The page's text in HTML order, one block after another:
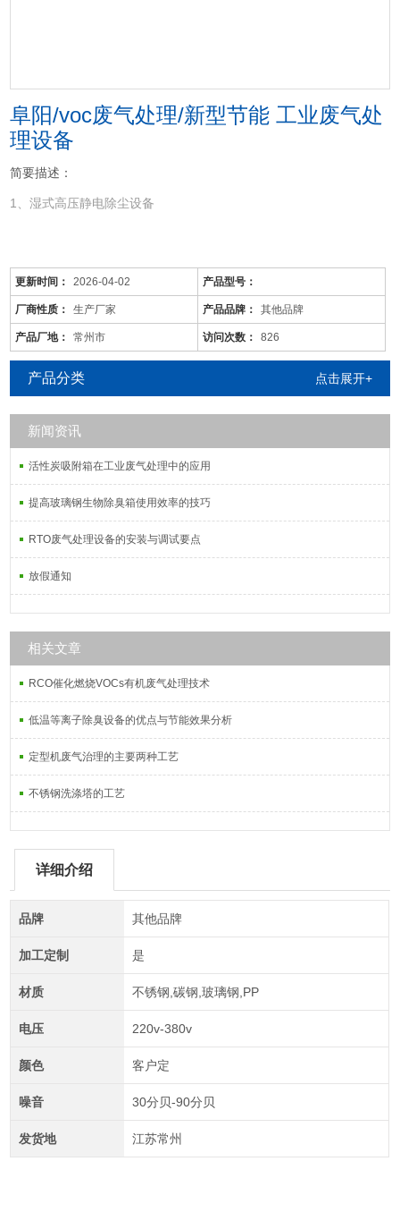
阜阳/voc废气处理/新型节能 工业废气处
理设备
简要描述：
1、湿式高压静电除尘设备
是针对废气及粉尘的一款环保设备。它是利用电力将气体中的粉尘离
子分离出来的除尘设备。有性能稳定、除尘效果好等特点，需要经过
荷电、收集、清灰三个阶段，直流高压电使阴极线附近的空间气体电
离，粉尘等颗粒和点后在电场力作用下移动并沉积在集尘阳极表面，
湿式电除尘器是用电除尘的方法分离气体中的气溶胶和悬浮尘粒。
更新时间： 2026-04-02 产品型号：
厂商性质： 生产厂家 产品品牌： 其他品牌
产品厂地： 常州市 访问次数： 826
产品分类 点击展开+
新闻资讯
活性炭吸附箱在工业废气处理中的应用
提高玻璃钢生物除臭箱使用效率的技巧
RTO废气处理设备的安装与调试要点
放假通知
相关文章
RCO催化燃烧VOCs有机废气处理技术
低温等离子除臭设备的优点与节能效果分析
定型机废气治理的主要两种工艺
不锈钢洗涤塔的工艺
详细介绍
品牌 其他品牌
加工定制 是
材质 不锈钢,碳钢,玻璃钢,PP
电压 220v-380v
颜色 客户定
噪音 30分贝-90分贝
发货地 江苏常州